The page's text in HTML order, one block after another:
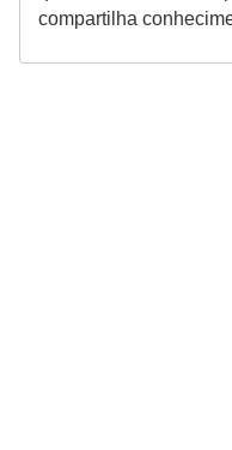
compartilha